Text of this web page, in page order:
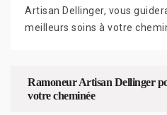
Artisan Dellinger, vous
meilleurs soins à votre
Ramoneur Artisan Dellinger
votre cheminée